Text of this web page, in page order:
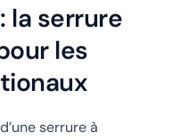
la serrure
les
serrure à